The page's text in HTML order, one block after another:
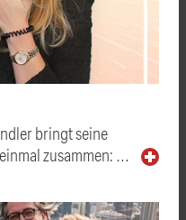
bringt seine
zusammen: …